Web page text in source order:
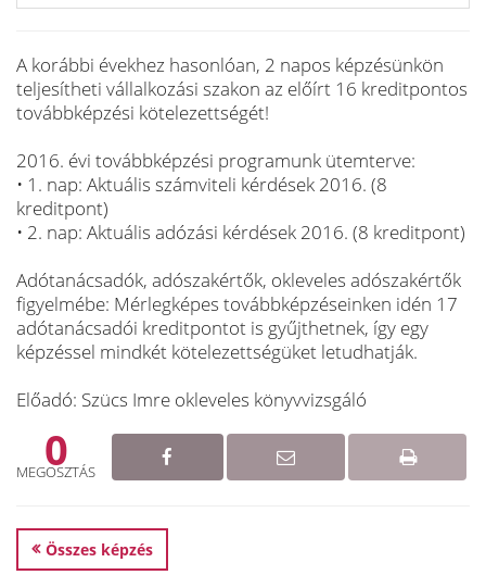
A korábbi évekhez hasonlóan, 2 napos képzésünkön
teljesítheti vállalkozási szakon az előírt 16 kreditpontos
továbbképzési kötelezettségét!
2016. évi továbbképzési programunk ütemterve:
• 1. nap: Aktuális számviteli kérdések 2016. (8
kreditpont)
• 2. nap: Aktuális adózási kérdések 2016. (8 kreditpont)
Adótanácsadók, adószakértők, okleveles adószakértők
figyelmébe: Mérlegképes továbbképzéseinken idén 17
adótanácsadói kreditpontot is gyűjthetnek, így egy
képzéssel mindkét kötelezettségüket letudhatják.
Előadó: Szücs Imre okleveles könyvvizsgáló
0
MEGOSZTÁS
Összes képzés